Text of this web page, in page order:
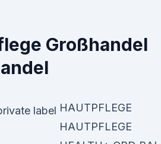
Großhandel
HAUTPFLEGE
HAUTPFLEGE